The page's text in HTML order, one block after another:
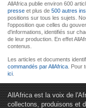
AllAfrica publie environ 600
presse et plus de 500 autres
positions sur tous les sujets.
l'opposition que celles du
d'informations, identifiés sur
de leur production. En effet
contenus.
Les articles et documents
commandés par AllAfrica .
ici
AllAfrica est la voix de
collectons, produisons et